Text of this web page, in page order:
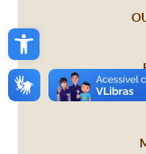
Open toolbar